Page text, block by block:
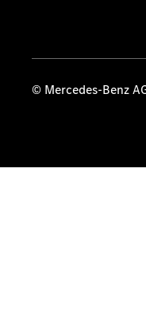
© Mercedes-Benz